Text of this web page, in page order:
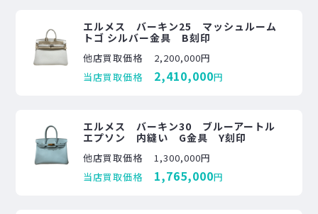
エルメス バーキン25 マッシュルーム
トゴ シルバー金具 B刻印
他店買取価格
2,200,000円
当店買取価格
2,410,000円
エルメス バーキン30 ブルーアートル
エプソン 内縫い G金具 Y刻印
他店買取価格
1,300,000円
当店買取価格
1,765,000円